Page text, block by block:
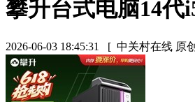
攀升台式电脑14代
2026-06-03 18:45:31 [ 中关村在线 原